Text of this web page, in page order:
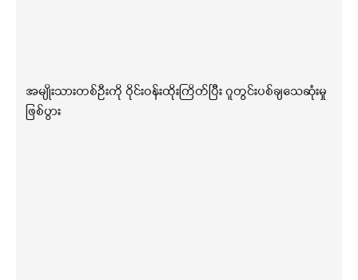
အမျိုးသားတစ်ဦးကို ဝိုင်းဝန်းထိုးကြိတ်ပြီး ဂူတွင်းပစ်ချသေဆုံးမှု
ဖြစ်ပွား